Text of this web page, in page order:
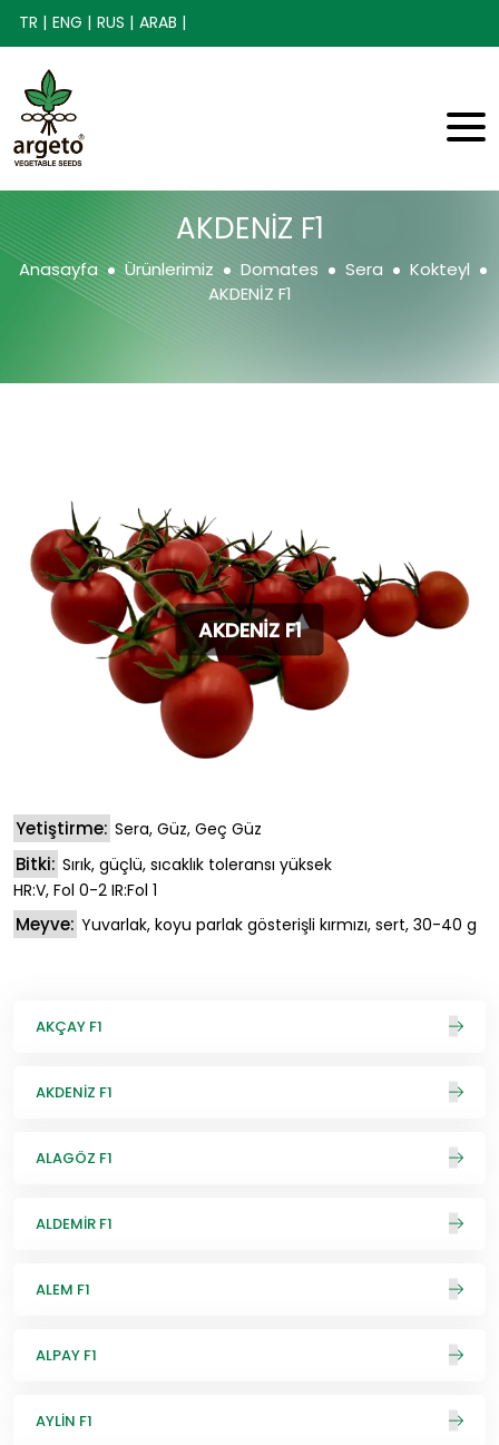
TR | ENG | RUS | ARAB |
AKDENİZ F1
Anasayfa Ürünlerimiz Domates Sera
Kokteyl
AKDENİZ F1
AKDENİZ F1
Yetiştirme: Sera, Güz, Geç Güz
Bitki: Sırık, güçlü, sıcaklık toleransı yüksek
HR:V, Fol 0-2 IR:Fol 1
Meyve: Yuvarlak, koyu parlak gösterişli kırmızı, sert, 30-40 g
AKÇAY F1
AKDENİZ F1
ALAGÖZ F1
ALDEMİR F1
ALEM F1
ALPAY F1
AYLİN F1